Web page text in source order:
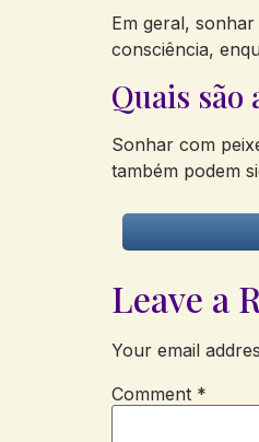
Em geral,
consciência,
Quais são
Sonhar com
também podem
Leave a
Your email
Comment *